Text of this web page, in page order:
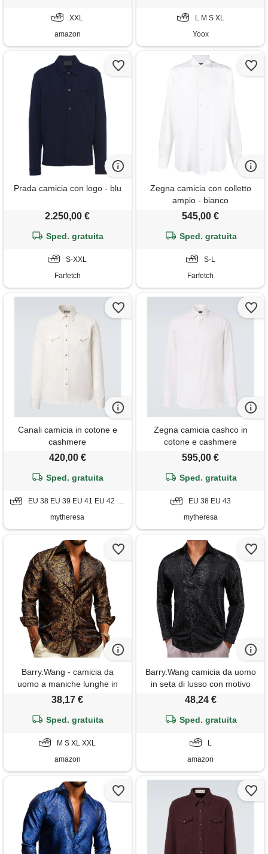
XXL
amazon
L M S XL
Yoox
Prada camicia con logo - blu
2.250,00 €
Sped. gratuita
S-XXL
Farfetch
Zegna camicia con colletto
ampio - bianco
545,00 €
Sped. gratuita
S-L
Farfetch
Canali camicia in cotone e
cashmere
420,00 €
Sped. gratuita
EU 38 EU 39 EU 41 EU 42 EU 43
mytheresa
Zegna camicia cashco in
cotone e cashmere
595,00 €
Sped. gratuita
EU 38 EU 43
mytheresa
Barry.Wang - camicia da
uomo a maniche lunghe in
cashmere con design floreale,
38,17 €
Sped. gratuita
M S XL XXL
amazon
Barry.Wang camicia da uomo
in seta di lusso con motivo
paisley floreale a maniche
matrimoni, feste, casual,
cachemire nero. , l
48,24 €
Sped. gratuita
L
amazon